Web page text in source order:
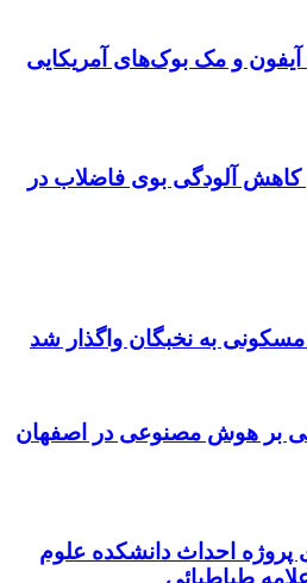
و مک بوک‌های آمریکایی
کاهش آلودگی بوی فاضلاب در
بر هوش مصنوعی در اصفهان
درصدی پروژه احداث دانشکده علوم